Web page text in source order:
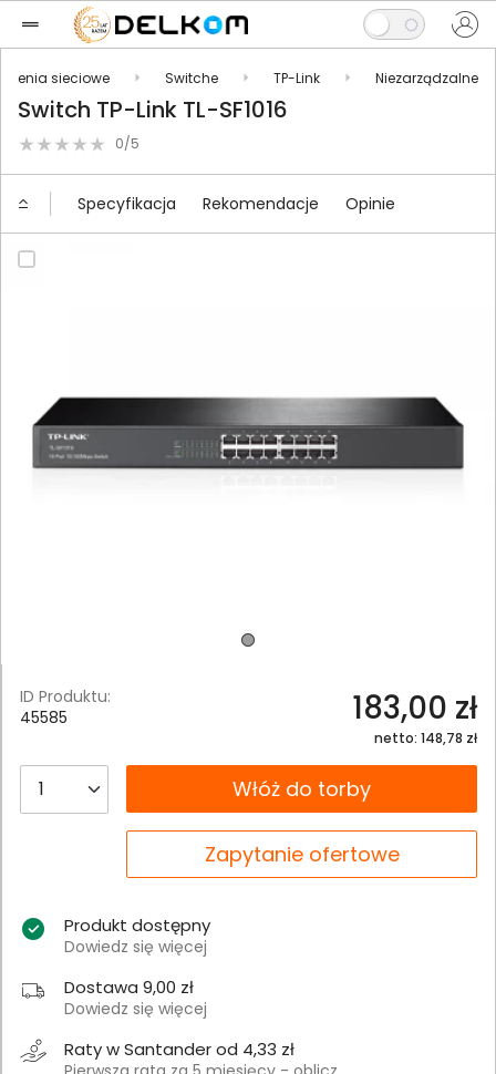
sieciowe Switche TP-Link Niezarządzalne
Switch TP-Link TL-SF1016
0/5
Specyfikacja Rekomendacje Opinie
ID Produktu:
45585
183,00 zł
netto: 148,78 zł
__B2C.PRODUCT.QUANTITYWłóż do torby
Zapytanie ofertowe
Produkt dostępny
Dowiedz się więcej
Dostawa 9,00 zł
Dowiedz się więcej
Raty w Santander od 4,33 zł